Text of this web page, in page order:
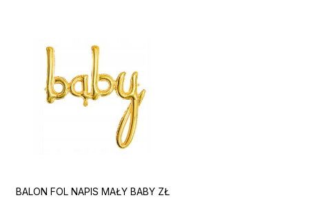
BALON FOL NAPIS MAŁY BABY ZŁ